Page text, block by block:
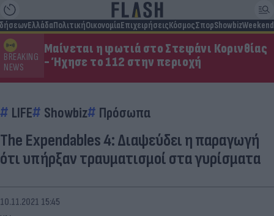
ΕλλάδαΠολιτικήΟικονομίαΕπιχειρήσειςΚόσμοςΣπορShowbizWeekend
BREAKING
NEWS
Μαίνεται η φωτιά στο Στεφάνι Κορινθίας
- Ήχησε το 112 στην περιοχή
LIFE Showbiz Πρόσωπα
The Expendables 4: Διαψεύδει η παραγωγή
ότι υπήρξαν τραυματισμοί στα γυρίσματα
10.11.2021 15:45